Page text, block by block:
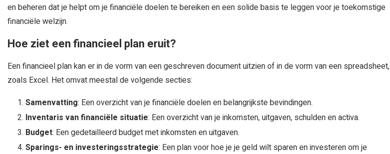
en beheren dat je helpt om je financiële doelen te bereiken en een solide basis te leggen voor je toekomstige
financiële welzijn.
Hoe ziet een financieel plan eruit?
Een financieel plan kan er in de vorm van een geschreven document uitzien of in de vorm van een spreadsheet,
zoals Excel. Het omvat meestal de volgende secties:
Samenvatting: Een overzicht van je financiële doelen en belangrijkste bevindingen.
Inventaris van financiële situatie: Een overzicht van je inkomsten, uitgaven, schulden en activa.
Budget: Een gedetailleerd budget met inkomsten en uitgaven.
Sparings- en investeringsstrategie: Een plan voor hoe je je geld wilt sparen en investeren om je